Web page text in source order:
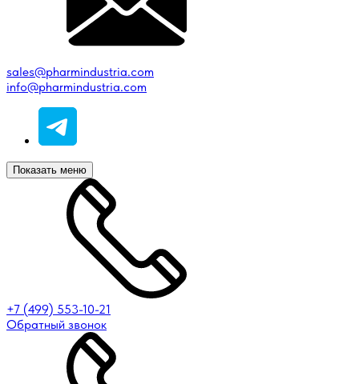
sales@pharmindustria.com
info@pharmindustria.com
Показать меню
+7 (499) 553-10-21
Обратный звонок